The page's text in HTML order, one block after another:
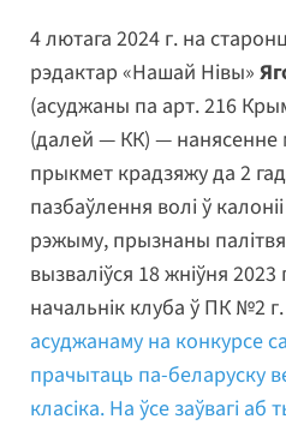
4 лютага 2024 г. на
рэдактар «Нашай Нівы»
(асуджаны па арт. 216
(далей — КК) —
прыкмет крадзяжу да 2
пазбаўлення волі ў
рэжыму, прызнаны
вызваліўся 18 жніўня
начальнік клуба ў ПК №2
асуджанаму на конкурсе
прачытаць па-беларуску
класіка. На ўсе заўвагі